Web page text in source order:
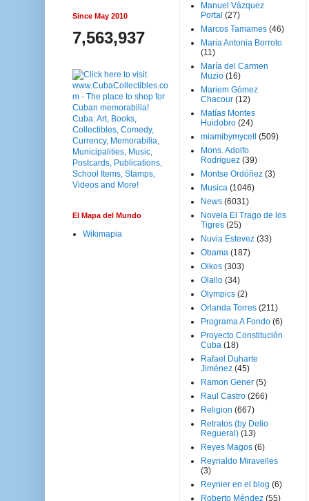
Since May 2010
7,563,937
El Mapa del Mundo
Wikimapia
Manuel Vázquez
Portal (27)
Marcos Tamames (46)
Maria Antonia Borroto
(11)
María del Carmen
Muzio (16)
Mariem Gómez
Chacour (12)
Matías Montes
Huidobro (24)
miamibymycell
(509)
Mons. Adolfo
Rodriguez (39)
Montse Ordóñez (3)
Musica (1046)
News (6031)
Novela El Trago de los
Tigres (25)
Nuvia Estevez (33)
Obama (187)
Oikos (303)
Olallo (34)
Olympics (2)
Orlanda Torres (211)
Programa A Fondo (6)
Proyecto Constitución
Cuba (18)
Rafael Duharte
Jiménez (45)
Ramon Gener (5)
Raul Castro (266)
Religion (667)
Retratos (by Delio
Regueral) (13)
Reyes Magos (6)
Reynaldo Miravelles
(3)
Reynier en el blog (6)
Roberto Méndez (55)